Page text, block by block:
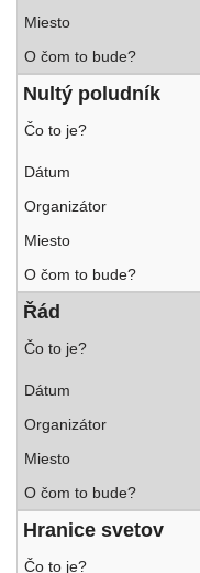
Nultý polud­ník
Řád
Hranice sve­tov